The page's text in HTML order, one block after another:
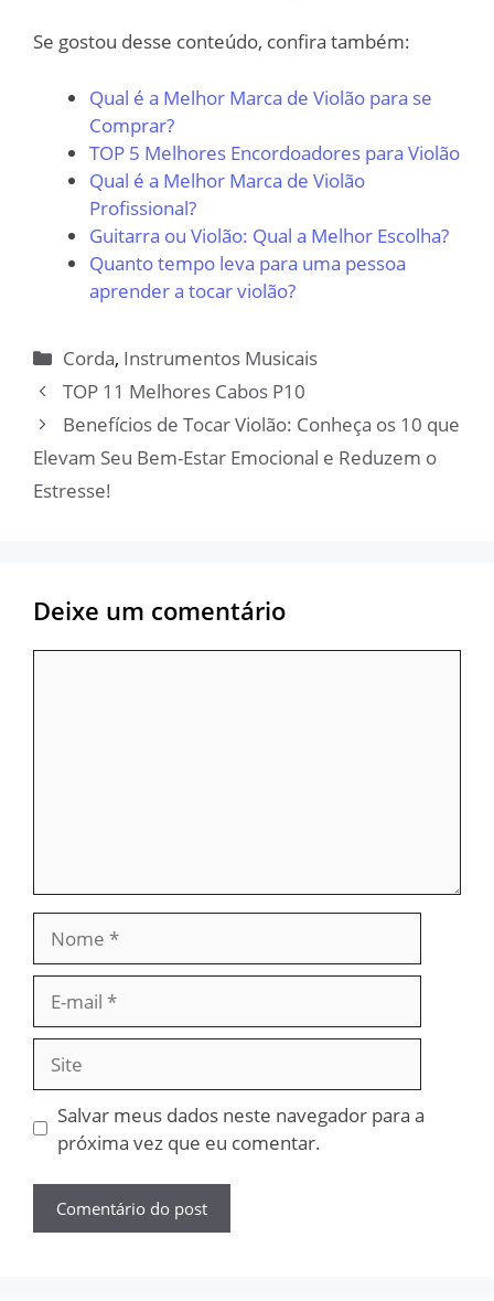
Se gostou desse conteúdo, confira também:
Qual é a Melhor Marca de Violão para se
Comprar?
TOP 5 Melhores Encordoadores para Violão
Qual é a Melhor Marca de Violão
Profissional?
Guitarra ou Violão: Qual a Melhor Escolha?
Quanto tempo leva para uma pessoa
aprender a tocar violão?
Categorias
Corda, Instrumentos Musicais
TOP 11 Melhores Cabos P10
Benefícios de Tocar Violão: Conheça os 10 que
Elevam Seu Bem-Estar Emocional e Reduzem o
Estresse!
Deixe um comentário
mail
Site
Salvar meus dados neste navegador para a
próxima vez que eu comentar.